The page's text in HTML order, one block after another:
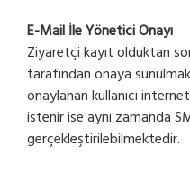
E-Mail İle Yönetici Onayı
Ziyaretçi kayıt olduktan
tarafından onaya
onaylanan kullanıcı
istenir ise aynı zamanda
gerçekleştirilebilmektedir.